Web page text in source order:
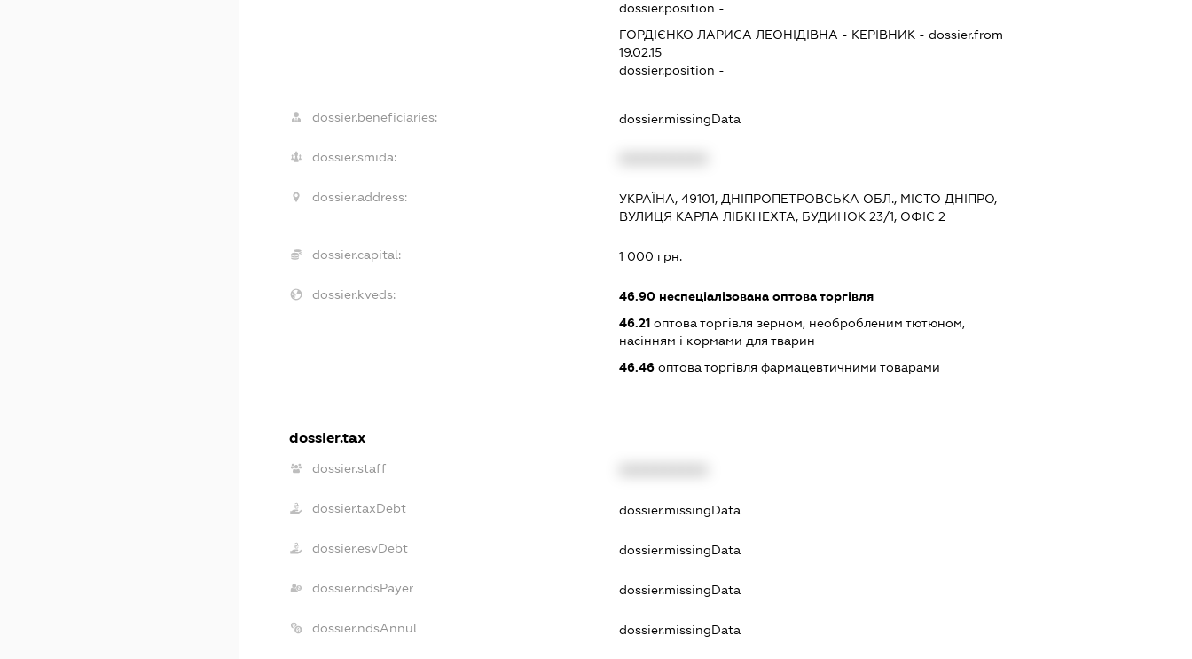
dossier.position -
ГОРДІЄНКО ЛАРИСА ЛЕОНІДІВНА - КЕРІВНИК - dossier.from
19.02.15
dossier.position -
dossier.beneficiaries: dossier.missingData
dossier.smida:
dossier.address:
УКРАЇНА, 49101, ДНІПРОПЕТРОВСЬКА ОБЛ., МІСТО ДНІПРО,
ВУЛИЦЯ КАРЛА ЛІБКНЕХТА, БУДИНОК 23/1, ОФІС 2
dossier.capital: 1 000 грн.
dossier.kveds: 46.90неспеціалізована оптова торгівля
46.21оптова торгівля зерном, необробленим тютюном,
насінням і кормами для тварин
46.46оптова торгівля фармацевтичними товарами
dossier.tax
dossier.staff
dossier.taxDebt dossier.missingData
dossier.esvDebt dossier.missingData
dossier.ndsPayer dossier.missingData
dossier.ndsAnnul dossier.missingData